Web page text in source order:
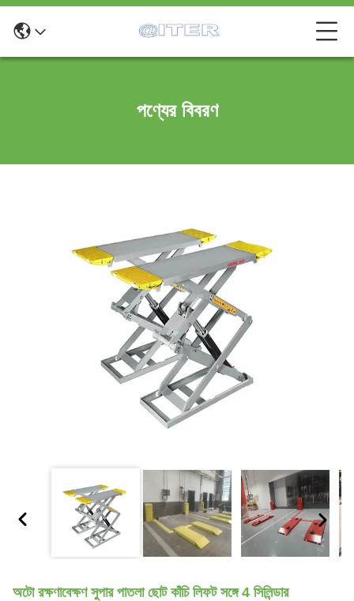
পণ্যের বিবরণ
অটো রক্ষণাবেক্ষণ সুপার পাতলা ছোট কাঁচি লিফট সঙ্গে 4 সিলিন্ডার